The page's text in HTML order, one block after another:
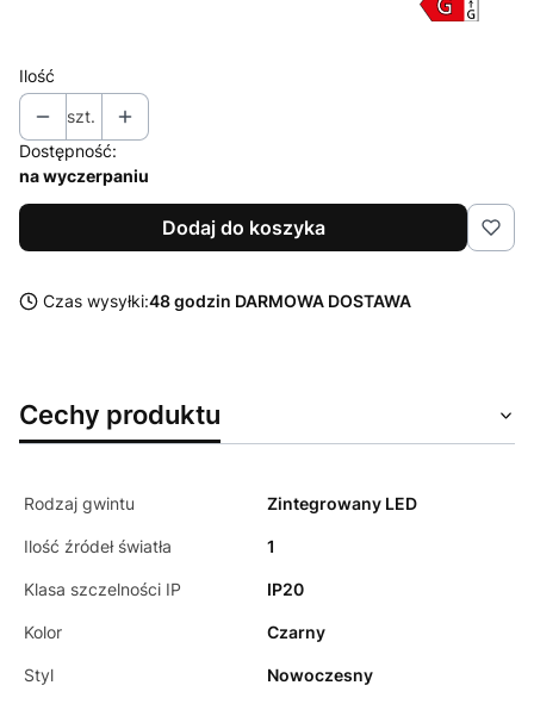
Ilość
szt.
Dostępność:
na wyczerpaniu
Dodaj do koszyka
Czas wysyłki:48 godzin DARMOWA DOSTAWA
Cechy produktu
Rodzaj gwintu Zintegrowany LED
Ilość źródeł światła 1
Klasa szczelności IP IP20
Kolor Czarny
Styl Nowoczesny